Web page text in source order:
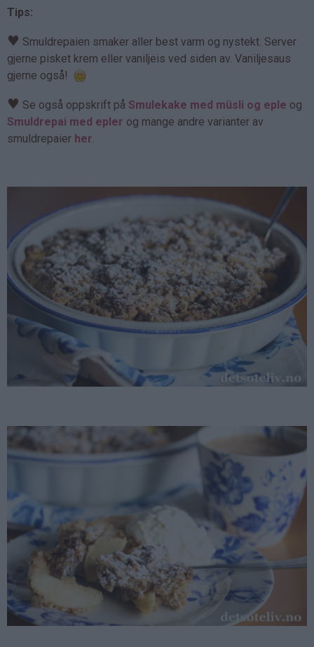
Tips:
♥ Smuldrepaien smaker aller best varm og nystekt. Server
gjerne pisket krem eller vaniljeis ved siden av. Vaniljesaus
gjerne også!
♥ Se også oppskrift på Smulekake med müsli og eple og
Smuldrepai med epler og mange andre varianter av
smuldrepaier her